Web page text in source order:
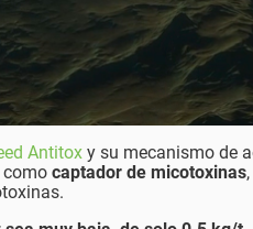
Antitox y su mecanismo de
como captador de micotoxinas